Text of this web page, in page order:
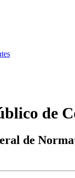
de
de